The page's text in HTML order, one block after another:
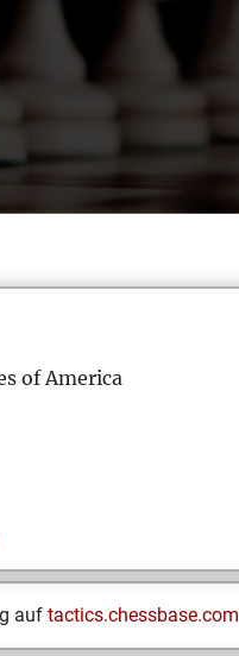
of America
auf tactics.chessbase.com